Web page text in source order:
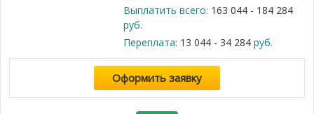
Выплатить всего: 163 044 - 184 284
руб.
Переплата: 13 044 - 34 284руб.
Оформить заявку